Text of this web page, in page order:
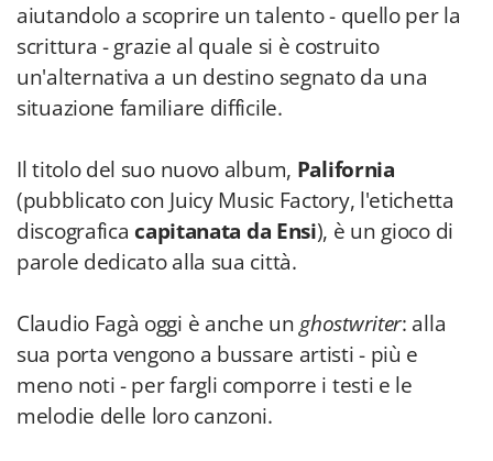
aiutandolo a scoprire un talento - quello per la
scrittura - grazie al quale si è costruito
un'alternativa a un destino segnato da una
situazione familiare difficile.
Il titolo del suo nuovo album, Palifornia
(pubblicato con Juicy Music Factory, l'etichetta
discografica capitanata da Ensi), è un gioco di
parole dedicato alla sua città.
Claudio Fagà oggi è anche un ghostwriter: alla
sua porta vengono a bussare artisti - più e
meno noti - per fargli comporre i testi e le
melodie delle loro canzoni.